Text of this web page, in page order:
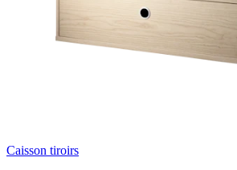
Caisson tiroirs